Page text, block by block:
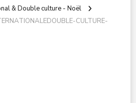
& Double culture - Noël
CULTURE-